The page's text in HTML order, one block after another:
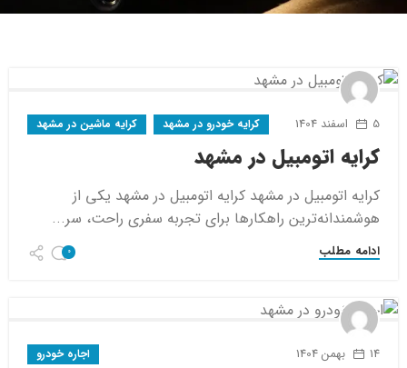
5 اسفند 1404 کرایه خودرو در مشهد کرایه ماشین در مشهد
کرایه اتومبیل در مشهد
کرایه اتومبیل در مشهد کرایه اتومبیل در مشهد یکی از
هوشمندانه‌ترین راهکارها برای تجربه سفری راحت، سر...
ادامه مطلب 0
14 بهمن 1404 اجاره خودرو